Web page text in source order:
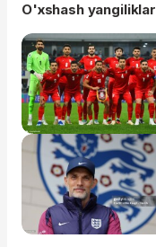
O'xshash yangiliklar